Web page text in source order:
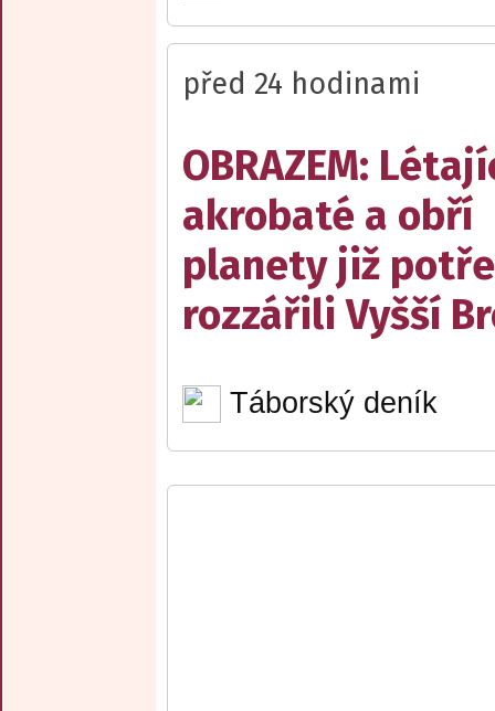
před 24 hodinami
OBRAZEM:
akrobaté a obří
planety již
rozzářili Vyšší
Táborský deník